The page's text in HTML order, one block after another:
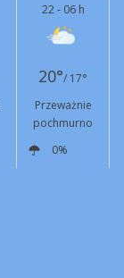
22 - 06 h
20°/ 17°
Przeważnie
pochmurno
0%